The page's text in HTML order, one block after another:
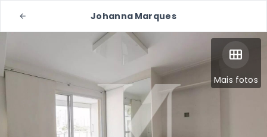
Johanna Marques
Mais fotos